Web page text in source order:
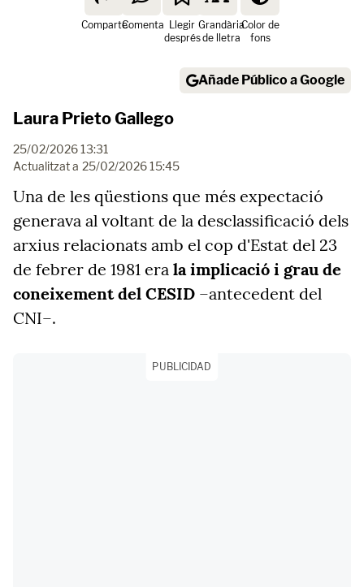
ComparteComenta Llegir
després
Grandària
de lletra
Color de
fons
Añade Público a Google
Laura Prieto Gallego
25/02/2026 13:31
Actualitzat a 25/02/2026 15:45
Una de les qüestions que més expectació
generava al voltant de la desclassificació dels
arxius relacionats amb el cop d'Estat del 23
de febrer de 1981 era la implicació i grau de
coneixement del CESID –antecedent del
CNI–.
PUBLICIDAD